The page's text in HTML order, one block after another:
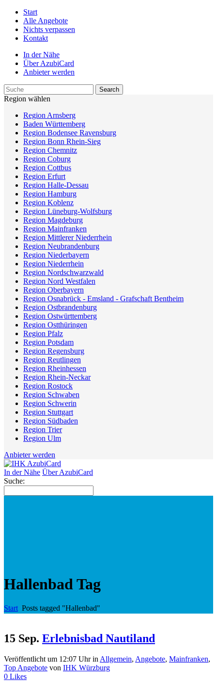
Start
Alle Angebote
Nichts verpassen
Kontakt
In der Nähe
Über AzubiCard
Anbieter werden
Region wählen
Region Arnsberg
Baden Württemberg
Region Bodensee Ravensburg
Region Bonn Rhein-Sieg
Region Chemnitz
Region Coburg
Region Cottbus
Region Erfurt
Region Halle-Dessau
Region Hamburg
Region Koblenz
Region Lüneburg-Wolfsburg
Region Magdeburg
Region Mainfranken
Region Mittlerer Niederrhein
Region Neubrandenburg
Region Niederbayern
Region Niederrhein
Region Nordschwarzwald
Region Nord Westfalen
Region Oberbayern
Region Osnabrück - Emsland - Grafschaft Bentheim
Region Ostbrandenburg
Region Ostwürttemberg
Region Ostthüringen
Region Pfalz
Region Potsdam
Region Regensburg
Region Reutlingen
Region Rheinhessen
Region Rhein-Neckar
Region Rostock
Region Schwaben
Region Schwerin
Region Stuttgart
Region Südbaden
Region Trier
Region Ulm
Anbieter werden
In der Nähe Über AzubiCard
Suche:
Hallenbad Tag
Start Posts tagged "Hallenbad"
15 Sep. Erlebnisbad Nautiland
Veröffentlicht um 12:07 Uhrin Allgemein, Angebote, Mainfranken,
Top Angebote von IHK Würzburg
0 Likes